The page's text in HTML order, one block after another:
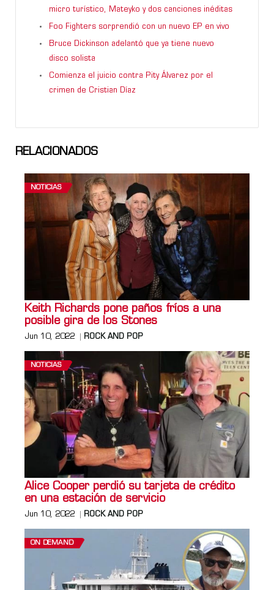
micro turístico, Mateyko y dos canciones inéditas
Foo Fighters sorprendió con un nuevo EP en vivo
Bruce Dickinson adelantó que ya tiene nuevo
disco solista
Comienza el juicio contra Pity Álvarez por el
crimen de Cristian Díaz
RELACIONADOS
NOTICIAS
Keith Richards pone paños fríos a una
posible gira de los Stones
Jun 10, 2022 ROCK AND POP
NOTICIAS
Alice Cooper perdió su tarjeta de crédito
en una estación de servicio
Jun 10, 2022 ROCK AND POP
ON DEMAND